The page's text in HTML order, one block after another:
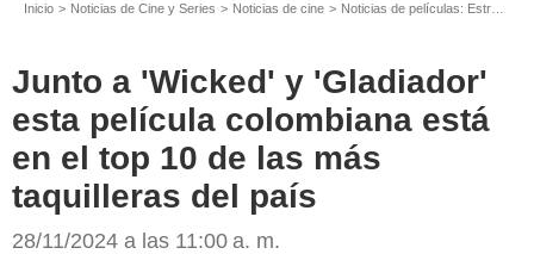
Inicio Noticias de Cine y Series Noticias de cine Noticias de películas: Estreno de película
Junto a 'Wicked' y 'Gladiador'
esta película colombiana está
en el top 10 de las más
taquilleras del país
28/11/2024 a las 11:00 a. m.